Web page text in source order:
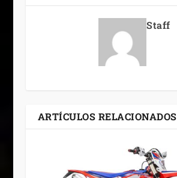
Staff
ARTÍCULOS RELACIONADOS